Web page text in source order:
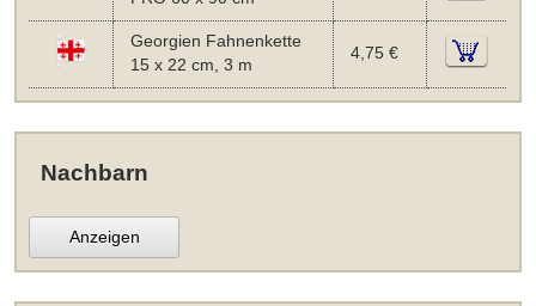
Georgien Fahnenkette
15 x 22 cm, 3 m
4,75 €
Nachbarn
Anzeigen